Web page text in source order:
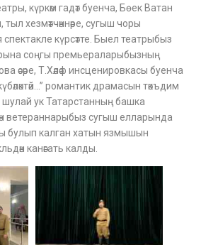
күркәм гадәт буенча, Бөек Ватан
хезмәтчәннәре, сугыш чоры
күрсәтте. Быел театрыбыз
соңгы премьераларыбызның
әсәре, Т.Хәләф инсценировкасы буенча
романтик драмасын тәкъдим
шулай ук Татарстанның башка
ветераннарыбыз сугыш елларында
булып калган хатын язмышын
канәгать калды.